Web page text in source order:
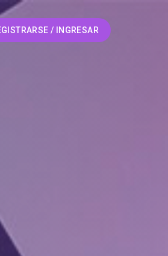
/ INGRESAR